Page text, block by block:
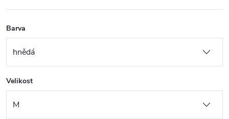
Barva
Velikost